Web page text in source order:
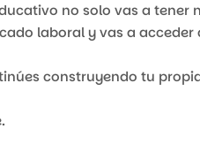
no solo vas a
laboral y vas a
construyendo tu